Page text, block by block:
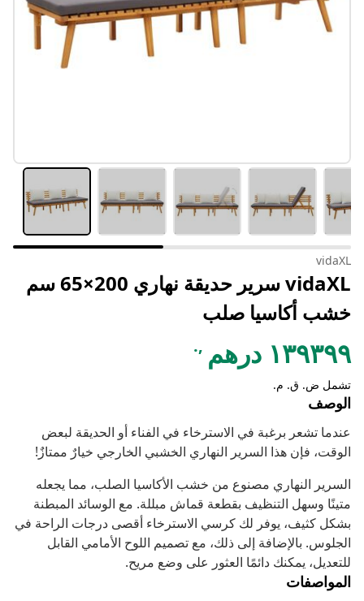
vidaXL
vidaXL سرير حديقة نهاري 200×65 سم
خشب أكاسيا صلب
١٣٩٣٩٩ درهم ,.
تشمل ض. ق. م.
الوصف
عندما تشعر برغبة في الاسترخاء في الفناء أو الحديقة لبعض
الوقت، فإن هذا السرير النهاري الخشبي الخارجي خيارٌ ممتازٌ!
السرير النهاري مصنوع من خشب الأكاسيا الصلب، مما يجعله
متينًا وسهل التنظيف بقطعة قماش مبللة. مع الوسائد المبطنة
بشكل كثيف، يوفر لك كرسي الاسترخاء أقصى درجات الراحة في
الجلوس. بالإضافة إلى ذلك، مع تصميم اللوح الأمامي القابل
للتعديل، يمكنك دائمًا العثور على وضع مريح.
المواصفات